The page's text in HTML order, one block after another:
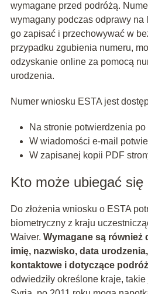
wymagane przed podróżą.
wymagany podczas odprawy na
go zapisać i przechowywać w
przypadku zgubienia numeru,
odzyskanie online za pomocą
urodzenia.
Numer wniosku ESTA jest
Na stronie potwierdzenia po
W wiadomości e-mail
W zapisanej kopii PDF
Kto może ubiegać się
Do złożenia wniosku o ESTA
biometryczny z kraju
Waiver. Wymagane są również
imię, nazwisko, data
kontaktowe i dotyczące
odwiedziły określone kraje,